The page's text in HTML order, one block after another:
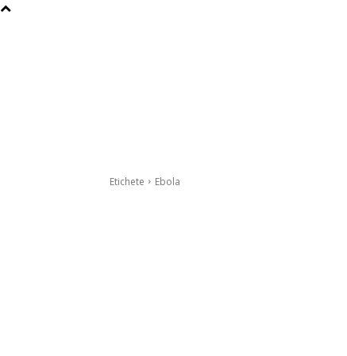
Etichete Ebola